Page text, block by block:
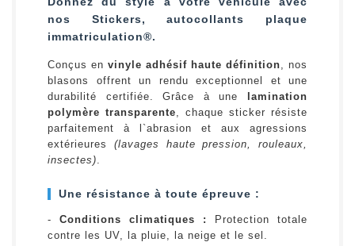
nos Stickers, autocollants plaque
immatriculation®.
Conçus en vinyle adhésif haute définition, nos
blasons offrent un rendu exceptionnel et une
durabilité certifiée. Grâce à une
lamination
polymère transparente, chaque sticker résiste
parfaitement à l`abrasion et aux agressions
extérieures (lavages haute pression, rouleaux,
insectes).
Une résistance à toute épreuve :
- Conditions climatiques :
Protection totale
contre les UV, la pluie, la neige et le sel.